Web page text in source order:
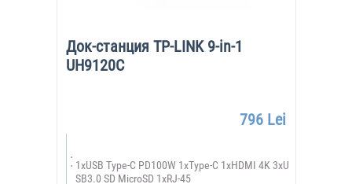
Док-станция TP-LINK 9-in-1
UH9120C
796 Lei
1xUSB Type-C PD100W 1xType-C 1xHDMI 4K 3xU
SB3.0 SD MicroSD 1xRJ-45